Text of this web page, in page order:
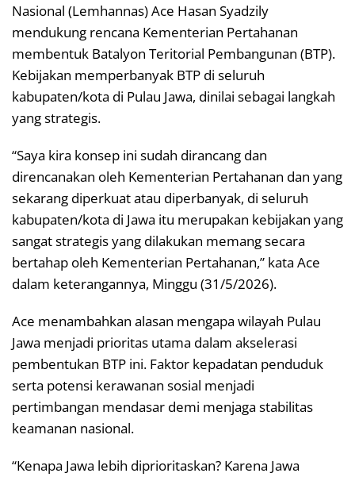
Nasional (Lemhannas) Ace Hasan Syadzily
mendukung rencana Kementerian Pertahanan
membentuk Batalyon Teritorial Pembangunan (BTP).
Kebijakan memperbanyak BTP di seluruh
kabupaten/kota di Pulau Jawa, dinilai sebagai langkah
yang strategis.
“Saya kira konsep ini sudah dirancang dan
direncanakan oleh Kementerian Pertahanan dan yang
sekarang diperkuat atau diperbanyak, di seluruh
kabupaten/kota di Jawa itu merupakan kebijakan yang
sangat strategis yang dilakukan memang secara
bertahap oleh Kementerian Pertahanan,” kata Ace
dalam keterangannya, Minggu (31/5/2026).
Ace menambahkan alasan mengapa wilayah Pulau
Jawa menjadi prioritas utama dalam akselerasi
pembentukan BTP ini. Faktor kepadatan penduduk
serta potensi kerawanan sosial menjadi
pertimbangan mendasar demi menjaga stabilitas
keamanan nasional.
“Kenapa Jawa lebih diprioritaskan? Karena Jawa